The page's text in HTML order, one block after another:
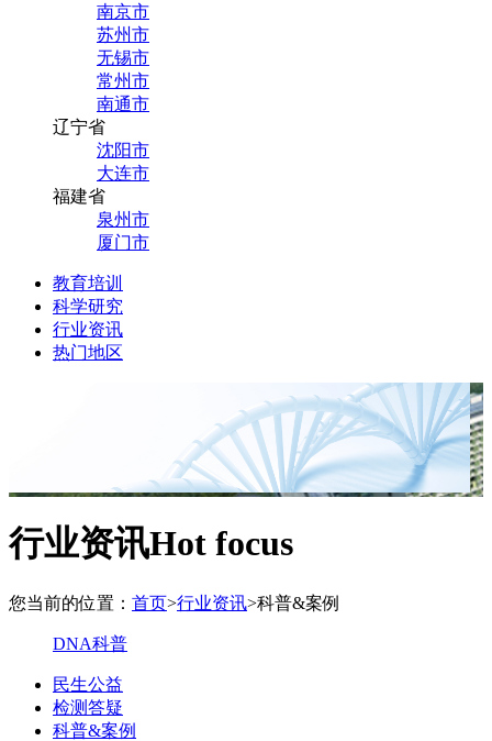
南京市
苏州市
无锡市
常州市
南通市
辽宁省
沈阳市
大连市
福建省
泉州市
厦门市
教育培训
科学研究
行业资讯
热门地区
行业资讯Hot focus
您当前的位置： 首页>行业资讯>科普&案例
DNA科普
民生公益
检测答疑
科普&案例